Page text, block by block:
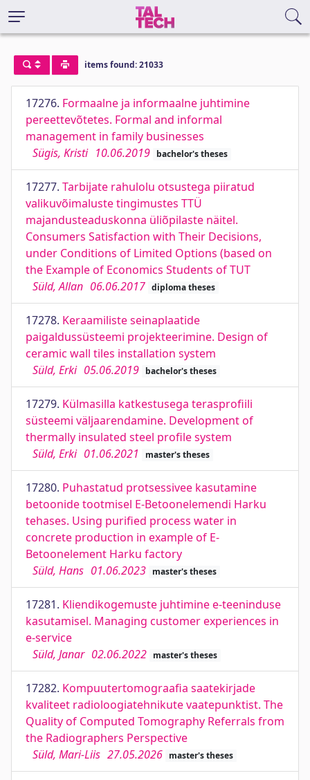
items found: 21033
17276. Formaalne ja informaalne juhtimine
pereettevõtetes. Formal and informal
management in family businesses
Sügis, Kristi 10.06.2019 bachelor's theses
17277. Tarbijate rahulolu otsustega piiratud
valikuvõimaluste tingimustes TTÜ
majandusteaduskonna üliõpilaste näitel.
Consumers Satisfaction with Their Decisions,
under Conditions of Limited Options (based on
the Example of Economics Students of TUT
Süld, Allan 06.06.2017 diploma theses
17278. Keraamiliste seinaplaatide
paigaldussüsteemi projekteerimine. Design of
ceramic wall tiles installation system
Süld, Erki 05.06.2019 bachelor's theses
17279. Külmasilla katkestusega terasprofiili
süsteemi väljaarendamine. Development of
thermally insulated steel profile system
Süld, Erki 01.06.2021 master's theses
17280. Puhastatud protsessivee kasutamine
betoonide tootmisel E-Betoonelemendi Harku
tehases. Using purified process water in
concrete production in example of E-
Betoonelement Harku factory
Süld, Hans 01.06.2023 master's theses
17281. Kliendikogemuste juhtimine e-teeninduse
kasutamisel. Managing customer experiences in
e-service
Süld, Janar 02.06.2022 master's theses
17282. Kompuutertomograafia saatekirjade
kvaliteet radioloogiatehnikute vaatepunktist. The
Quality of Computed Tomography Referrals from
the Radiographers Perspective
Süld, Mari-Liis 27.05.2026 master's theses